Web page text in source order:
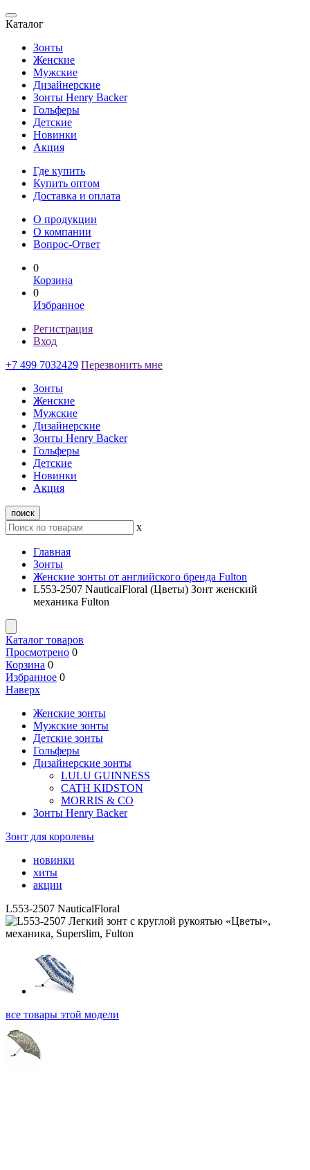
Каталог
Зонты
Женские
Мужские
Дизайнерские
Зонты Henry Backer
Гольферы
Детские
Новинки
Акция
Где купить
Купить оптом
Доставка и оплата
О продукции
О компании
Вопрос-Ответ
0
Корзина
0
Избранное
Регистрация
Вход
+7 499 7032429 Перезвонить мне
Зонты
Женские
Мужские
Дизайнерские
Зонты Henry Backer
Гольферы
Детские
Новинки
Акция
поиск
x
Главная
Зонты
Женские зонты от английского бренда Fulton
L553-2507 NauticalFloral (Цветы) Зонт женский
механика Fulton
Каталог товаров
Просмотрено 0
Корзина 0
Избранное 0
Наверх
Женские зонты
Мужские зонты
Детские зонты
Гольферы
Дизайнерские зонты
LULU GUINNESS
CATH KIDSTON
MORRIS & CO
Зонты Henry Backer
Зонт для королевы
новинки
хиты
акции
L553-2507 NauticalFloral
все товары этой модели